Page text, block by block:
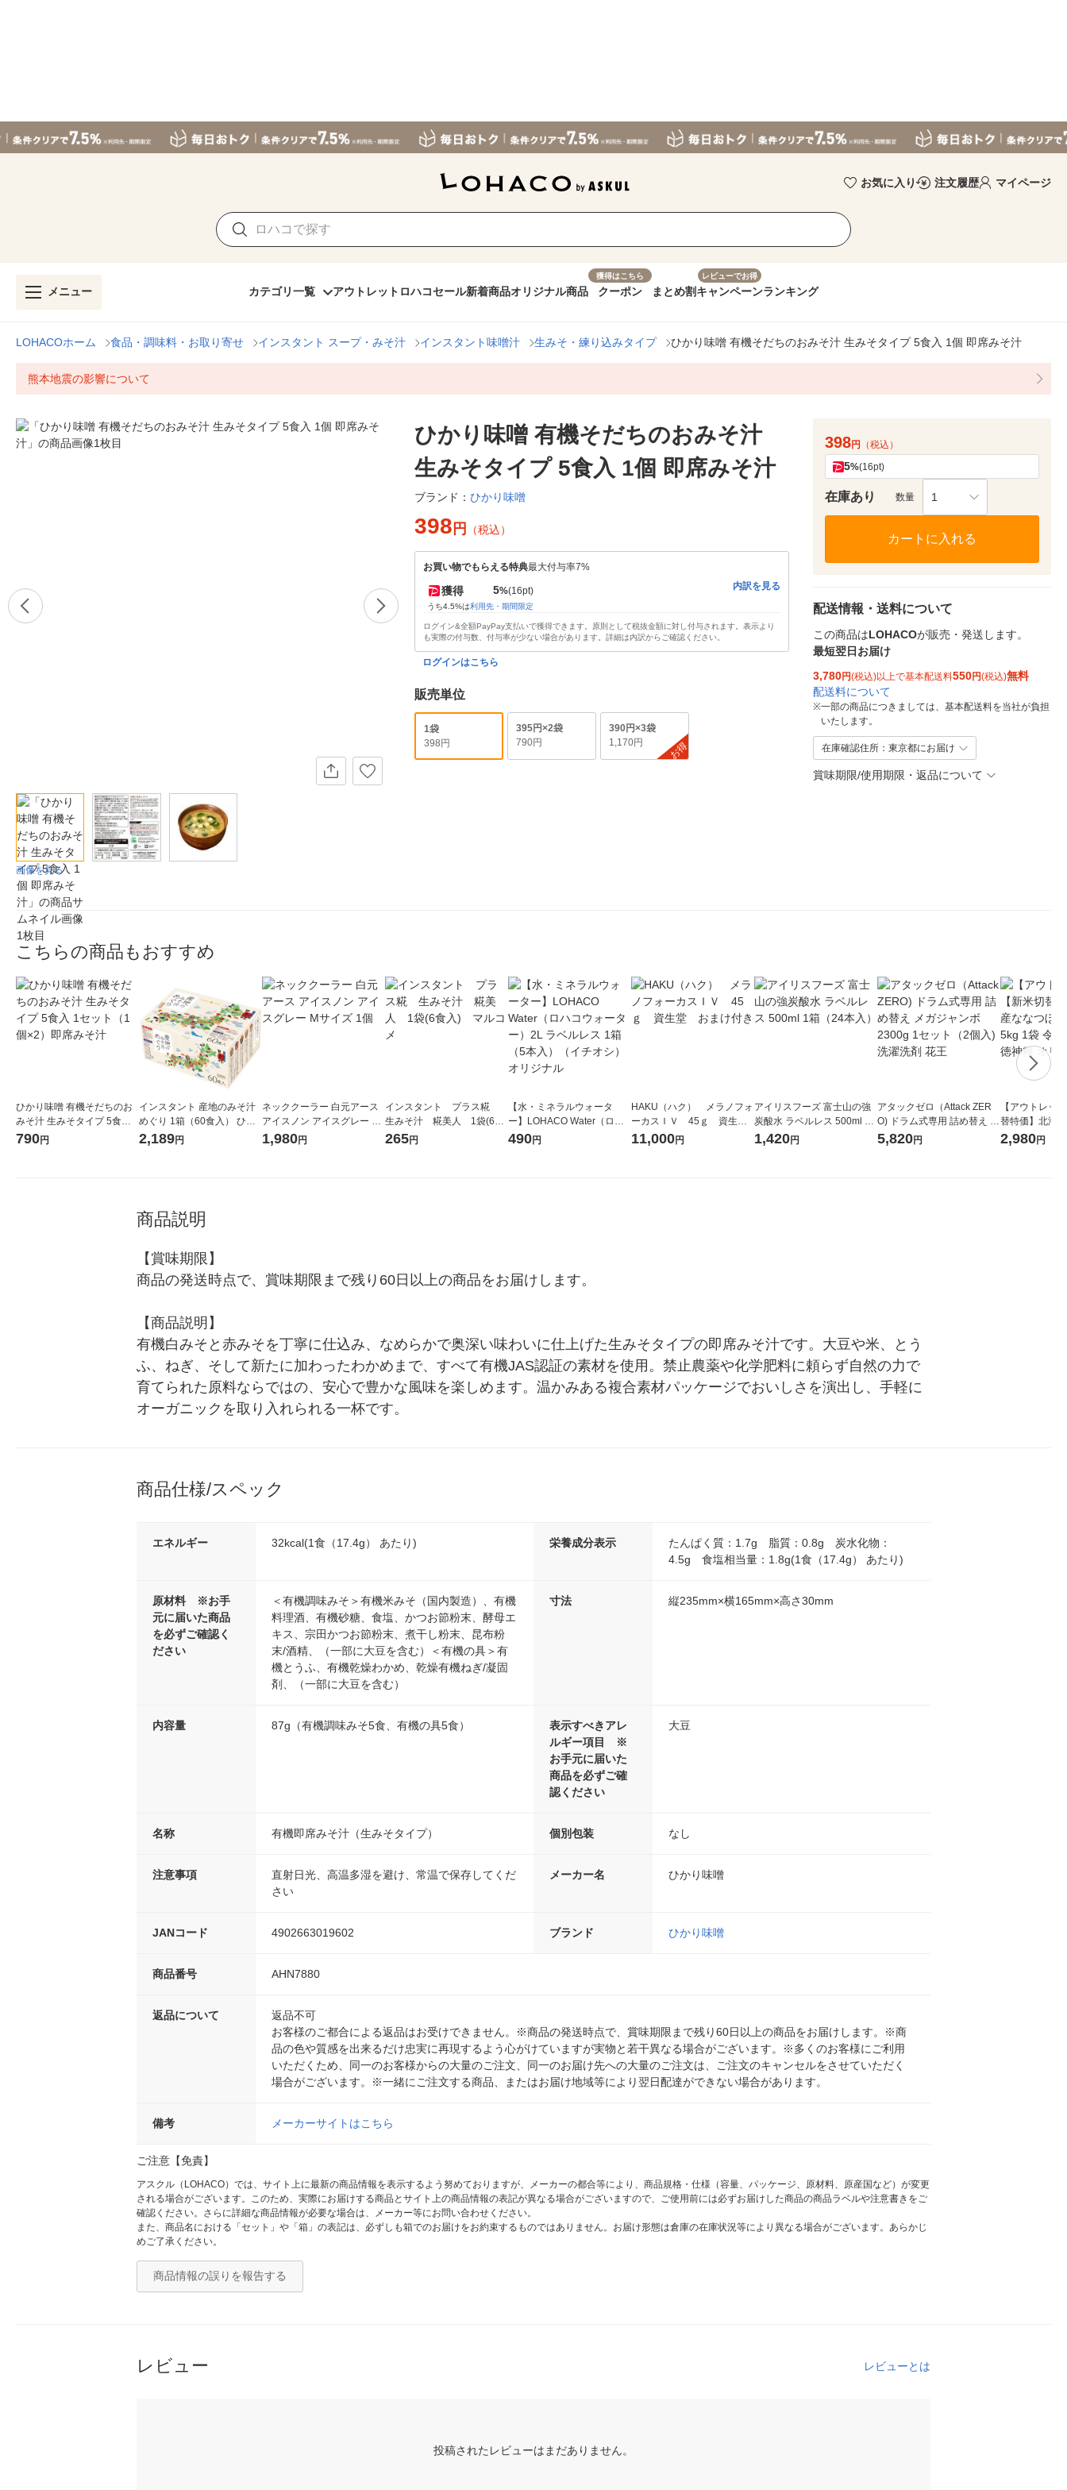
お気に入り 注文履歴 マイページ
メニュー カテゴリ一覧 アウトレット ロハコセール新着商品オリジナル商品
獲得はこちら
クーポン まとめ割
レビューでお得
キャンペーンランキング
LOHACOホーム 食品・調味料・お取り寄せ インスタント スープ・みそ汁 インスタント味噌汁 生みそ・練り込みタイプ ひかり味噌 有機そだちのおみそ汁 生みそタイプ 5食入 1個 即席みそ汁
熊本地震の影響について
画像を見る
ひかり味噌 有機そだちのおみそ汁
生みそタイプ 5食入 1個 即席みそ汁
ブランド： ひかり味噌
398 円 （税込）
お買い物でもらえる特典最大付与率7%
獲得 5%(16pt)
うち4.5%は利用先・期間限定
内訳を見る
ログイン&全額PayPay支払いで獲得できます。原則として税抜金額に対し付与されます。表示より
も実際の付与数、付与率が少ない場合があります。詳細は内訳からご確認ください。
ログインはこちら
販売単位
1袋
398円
395円×2袋
790円
390円×3袋
1,170円
お得
398円 （税込）
5%(16pt)
在庫あり 数量 1
カートに入れる
配送情報・送料について
この商品はLOHACOが販売・発送します。
最短翌日お届け
3,780円(税込)以上で基本配送料550円(税込)無料
配送料について
※一部の商品につきましては、基本配送料を当社が負担
いたします。
在庫確認住所：東京都にお届け
賞味期限/使用期限・返品について
こちらの商品もおすすめ
ひかり味噌 有機そだちのお
みそ汁 生みそタイプ 5食入 1
セット（1個×2）即席みそ汁
790円
インスタント 産地のみそ汁
めぐり 1箱（60食入） ひか
り味噌
2,189円
ネッククーラー 白元アース
アイスノン アイスグレー M
サイズ 1個
1,980円
インスタント プラス糀
生みそ汁 糀美人 1袋(6食
入) マルコメ
265円
【水・ミネラルウォータ
ー】LOHACO Water（ロハ
コウォーター）2L ラベルレ
490円
HAKU（ハク） メラノフォ
ーカスＩＶ 45ｇ 資生
堂 おまけ付き
11,000円
アイリスフーズ 富士山の強
炭酸水 ラベルレス 500ml 1
箱（24本入）
1,420円
アタックゼロ（Attack ZER
O) ドラム式専用 詰め替え メ
ガジャンボ 2300g 1セット
5,820円
【アウトレッ
替特価】北海
し 無洗米 5kg
2,980円
商品説明
【賞味期限】
商品の発送時点で、賞味期限まで残り60日以上の商品をお届けします。
【商品説明】
有機白みそと赤みそを丁寧に仕込み、なめらかで奥深い味わいに仕上げた生みそタイプの即席みそ汁です。大豆や米、とう
ふ、ねぎ、そして新たに加わったわかめまで、すべて有機JAS認証の素材を使用。禁止農薬や化学肥料に頼らず自然の力で
育てられた原料ならではの、安心で豊かな風味を楽しめます。温かみある複合素材パッケージでおいしさを演出し、手軽に
オーガニックを取り入れられる一杯です。
商品仕様/スペック
エネルギー 32kcal(1食（17.4g） あたり) 栄養成分表示
たんぱく質：1.7g 脂質：0.8g 炭水化物：
4.5g 食塩相当量：1.8g(1食（17.4g） あたり)
原材料 ※お手
元に届いた商品
を必ずご確認く
ださい
＜有機調味みそ＞有機米みそ（国内製造）、有機
料理酒、有機砂糖、食塩、かつお節粉末、酵母エ
キス、宗田かつお節粉末、煮干し粉末、昆布粉
末/酒精、（一部に大豆を含む）＜有機の具＞有
機とうふ、有機乾燥わかめ、乾燥有機ねぎ/凝固
剤、（一部に大豆を含む）
寸法 縦235mm×横165mm×高さ30mm
内容量 87g（有機調味みそ5食、有機の具5食）
表示すべきアレ
ルギー項目 ※
お手元に届いた
商品を必ずご確
認ください
大豆
名称 有機即席みそ汁（生みそタイプ） 個別包装 なし
注意事項
直射日光、高温多湿を避け、常温で保存してくだ
さい
メーカー名 ひかり味噌
JANコード 4902663019602 ブランド ひかり味噌
商品番号 AHN7880
返品について
返品不可
お客様のご都合による返品はお受けできません。※商品の発送時点で、賞味期限まで残り60日以上の商品をお届けします。※商
品の色や質感を出来るだけ忠実に再現するよう心がけていますが実物と若干異なる場合がございます。※多くのお客様にご利用
いただくため、同一のお客様からの大量のご注文、同一のお届け先への大量のご注文は、ご注文のキャンセルをさせていただく
場合がございます。※一緒にご注文する商品、またはお届け地域等により翌日配達ができない場合があります。
備考 メーカーサイトはこちら
ご注意【免責】
アスクル（LOHACO）では、サイト上に最新の商品情報を表示するよう努めておりますが、メーカーの都合等により、商品規格・仕様（容量、パッケージ、原材料、原産国など）が変更
される場合がございます。このため、実際にお届けする商品とサイト上の商品情報の表記が異なる場合がございますので、ご使用前には必ずお届けした商品の商品ラベルや注意書きをご
確認ください。さらに詳細な商品情報が必要な場合は、メーカー等にお問い合わせください。
また、商品名における「セット」や「箱」の表記は、必ずしも箱でのお届けをお約束するものではありません。お届け形態は倉庫の在庫状況等により異なる場合がございます。あらかじ
めご了承ください。
商品情報の誤りを報告する
レビュー レビューとは
投稿されたレビューはまだありません。